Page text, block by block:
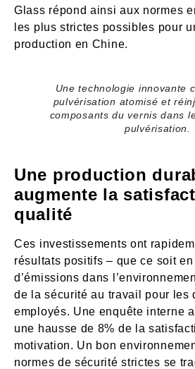
Glass répond ainsi aux normes
les plus strictes possibles pour
production en Chine.
Une technologie innovante
pulvérisation atomisé et
composants du vernis dans
pulvérisation.
Une production
augmente la
qualité
Ces investissements ont
résultats positifs – que ce soit en
d’émissions dans
de la sécurité au travail pour les
employés. Une enquête interne
une hausse de 8% de la
motivation. Un bon
normes de sécurité strictes se